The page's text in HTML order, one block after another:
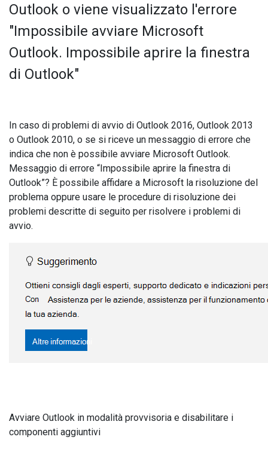
Outlook o viene visualizzato l'errore
"Impossibile avviare Microsoft
Outlook. Impossibile aprire la finestra
di Outlook"
In caso di problemi di avvio di Outlook 2016, Outlook 2013
o Outlook 2010, o se si riceve un messaggio di errore che
indica che non è possibile avviare Microsoft Outlook.
Messaggio di errore “Impossibile aprire la finestra di
Outlook”? È possibile affidare a Microsoft la risoluzione del
problema oppure usare le procedure di risoluzione dei
problemi descritte di seguito per risolvere i problemi di
avvio.
Avviare Outlook in modalità provvisoria e disabilitare i
componenti aggiuntivi